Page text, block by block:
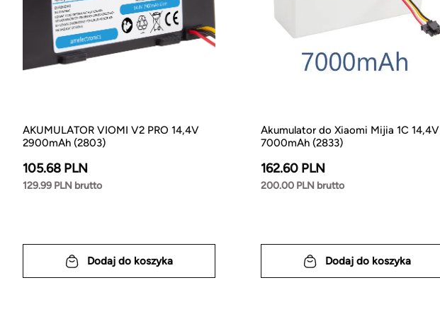
AKUMULATOR VIOMI V2 PRO 14,4V
2900mAh (2803)
105.68 PLN
129.99 PLN brutto
Dodaj do koszyka
Akumulator do Xiaomi Mijia 1C 14,4V
7000mAh (2833)
162.60 PLN
200.00 PLN brutto
Dodaj do koszyka